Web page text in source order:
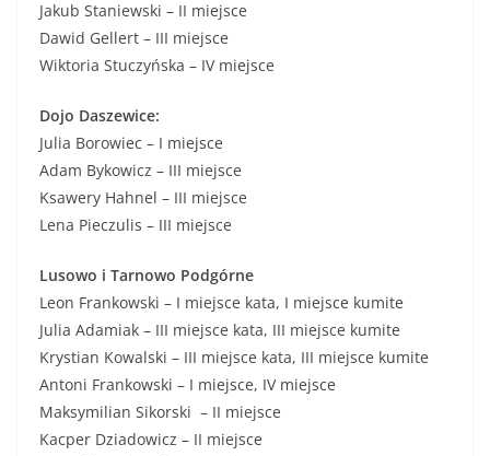
Jakub Staniewski – II miejsce
Dawid Gellert – III miejsce
Wiktoria Stuczyńska – IV miejsce
Dojo Daszewice:
Julia Borowiec – I miejsce
Adam Bykowicz – III miejsce
Ksawery Hahnel – III miejsce
Lena Pieczulis – III miejsce
Lusowo i Tarnowo Podgórne
Leon Frankowski – I miejsce kata, I miejsce kumite
Julia Adamiak – III miejsce kata, III miejsce kumite
Krystian Kowalski – III miejsce kata, III miejsce kumite
Antoni Frankowski – I miejsce, IV miejsce
Maksymilian Sikorski – II miejsce
Kacper Dziadowicz – II miejsce